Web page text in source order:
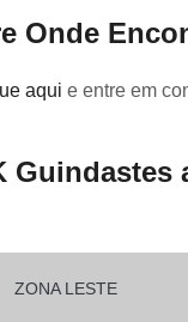
Onde
aqui e entre em
Guindastes
ZONA LESTE